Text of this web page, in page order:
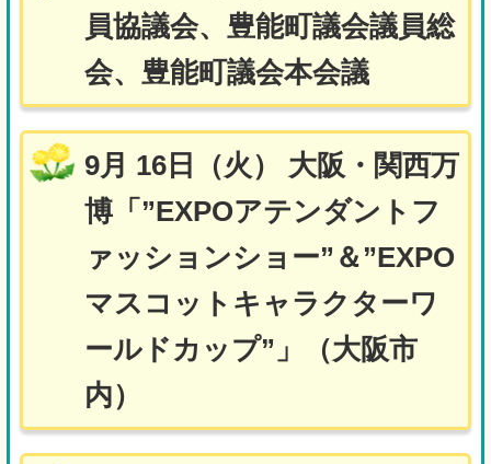
員協議会、豊能町議会議員総
会、豊能町議会本会議
9月 16日（火） 大阪・関西万
博「”EXPOアテンダントフ
ァッションショー”＆”EXPO
マスコットキャラクターワ
ールドカップ”」（大阪市
内）